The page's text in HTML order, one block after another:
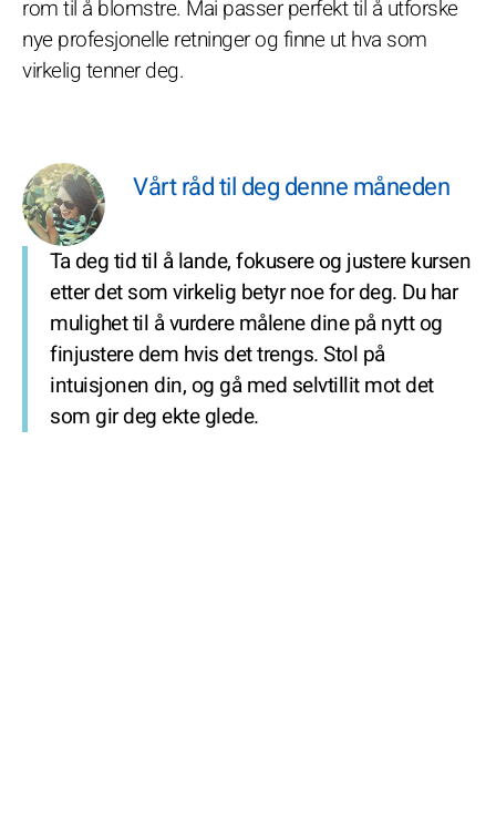
rom til å blomstre. Mai passer perfekt til å utforske
nye profesjonelle retninger og finne ut hva som
virkelig tenner deg.
Vårt råd til deg denne måneden
Ta deg tid til å lande, fokusere og justere kursen
etter det som virkelig betyr noe for deg. Du har
mulighet til å vurdere målene dine på nytt og
finjustere dem hvis det trengs. Stol på
intuisjonen din, og gå med selvtillit mot det
som gir deg ekte glede.